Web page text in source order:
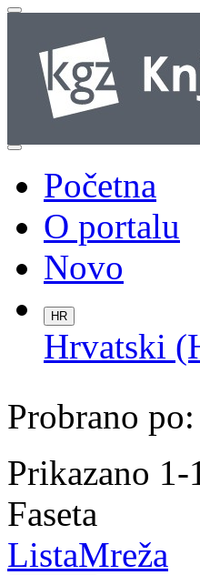
Početna
O portalu
Novo
HR
Hrvatski
Probrano po:
Prikazano 1-
Faseta
ListaMreža